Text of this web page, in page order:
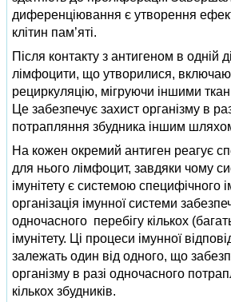
диференціювання є утворення
клітин пам’яті.
Після контакту з антигеном в одній
лімфоцити, що утворилися,
рециркуляцію, мігруючи іншими
Це забезпечує захист організму в
потрапляння збудника іншим
На кожен окремий антиген реагує
для нього лімфоцит, завдяки чому
імунітету є системою специфічного
організація імунної системи
одночасного перебігу кількох
імунітету. Ці процеси імунної
залежать один від одного, що
організму в разі одночасного
кількох збудників.